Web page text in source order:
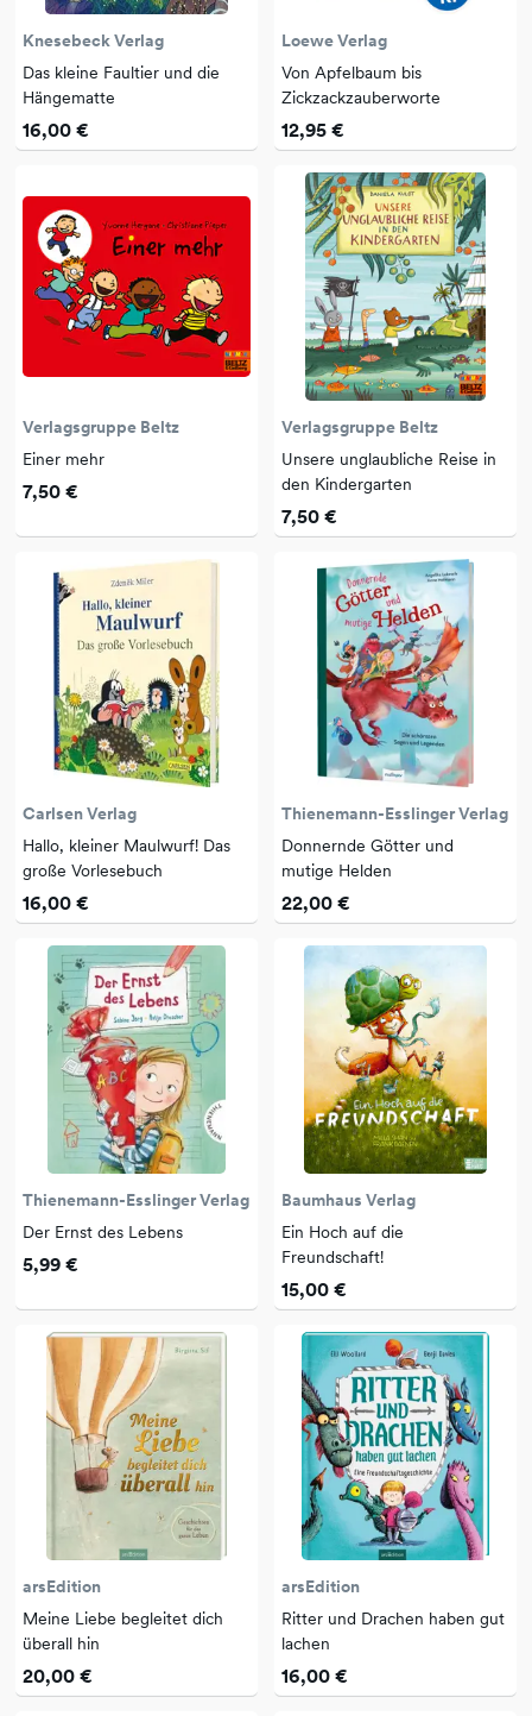
Knesebeck Verlag
Das kleine Faultier und die
Hängematte
16,00 €
Loewe Verlag
Von Apfelbaum bis
Zickzackzauberworte
12,95 €
Verlagsgruppe Beltz
Einer mehr
7,50 €
Verlagsgruppe Beltz
Unsere unglaubliche Reise in
den Kindergarten
7,50 €
Carlsen Verlag
Hallo, kleiner Maulwurf! Das
große Vorlesebuch
16,00 €
Thienemann-Esslinger Verlag
Donnernde Götter und
mutige Helden
22,00 €
Thienemann-Esslinger Verlag
Der Ernst des Lebens
5,99 €
Baumhaus Verlag
Ein Hoch auf die
Freundschaft!
15,00 €
arsEdition
Meine Liebe begleitet dich
überall hin
20,00 €
arsEdition
Ritter und Drachen haben gut
lachen
16,00 €